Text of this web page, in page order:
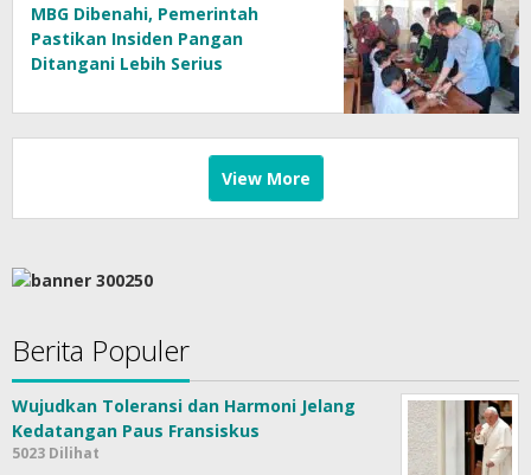
MBG Dibenahi, Pemerintah
Pastikan Insiden Pangan
Ditangani Lebih Serius
View More
Berita Populer
Wujudkan Toleransi dan Harmoni Jelang
Kedatangan Paus Fransiskus
5023 Dilihat